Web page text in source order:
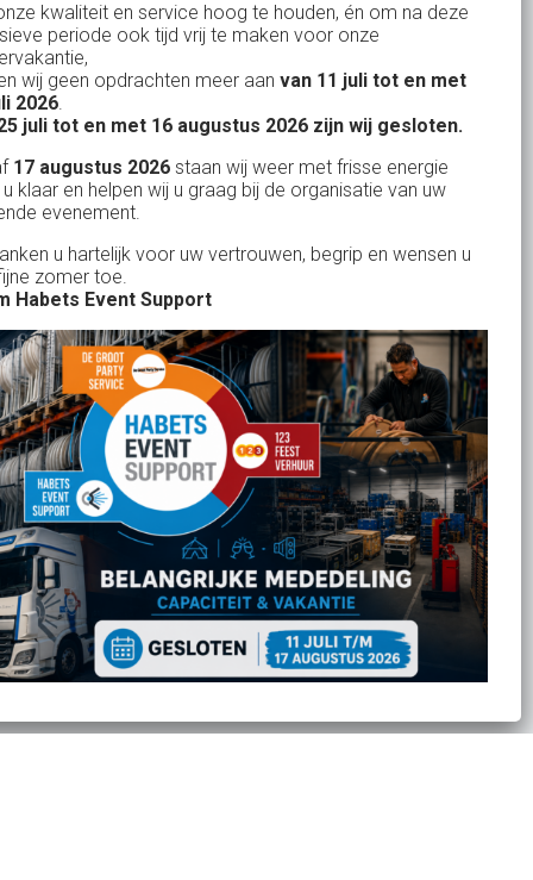
Bank: NL15ABNA0561810710
KvK: 17167131
BTW: NL.1678.53.296.B01
Uw partner in:
Evenementen verhuur
Feestverhuur
Licht- en Geluidverhuur
Horeca verhuur
Partyverhuur
Je vindt ons op
kwaliteit en service hoog te houden, én om na deze
periode ook tijd vrij te maken voor onze
wij geen opdrachten meer aan van 11 juli tot en met
2026.
juli tot en met 16 augustus 2026 zijn wij gesloten.
17 augustus 2026 staan wij weer met frisse energie
klaar en helpen wij u graag bij de organisatie van uw
evenement.
u hartelijk voor uw vertrouwen, begrip en wensen u
zomer toe.
Habets Event Support